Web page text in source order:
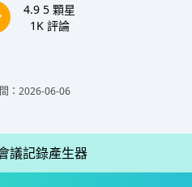
4.9 5 顆星
1K評論
：2026-06-06
議記錄產生器